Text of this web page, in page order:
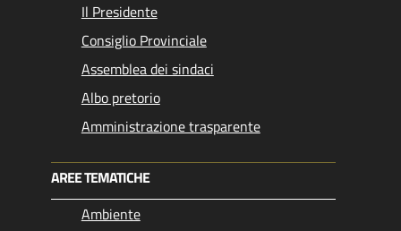
Il Presidente
Consiglio Provinciale
Assemblea dei sindaci
Albo pretorio
Amministrazione trasparente
AREE TEMATICHE
Ambiente